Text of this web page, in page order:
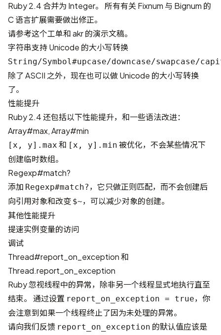
Ruby 2.4 合并为 Integer。 所有有关 Fixnum 与 Bignum 的
C 语言扩展需要做出修正。
请参考这个工单和akr 的演示文稿。
字符串支持 Unicode 的大小写转换
String/Symbol#upcase/downcase/swapcase/
除了 ASCII 之外，现在也可以做 Unicode 的大小写转换
了。
性能提升
Ruby 2.4 还包括以下性能提升，和一些语法改进：
Array#max, Array#min
[x, y].max 和 [x, y].min 被优化，不会某些情况下
创建临时数组。
Regexp#match?
添加 Regexp#match? ，它只做正则匹配，而不会创建后
向引用对象和改变 $~，可以减少对象的创建。
其他性能提升
提速实例变量的访问
调试
Thread#report_on_exception 和
Thread.report_on_exception
Ruby 忽视线程中的异常，除非另一个线程显式地执行直至
结束。 通过设置 report_on_exception = true，你
会注意到如果一个线程终止了因为未处理的异常。
请向我们反馈 report_on_exception 的默认值应该是